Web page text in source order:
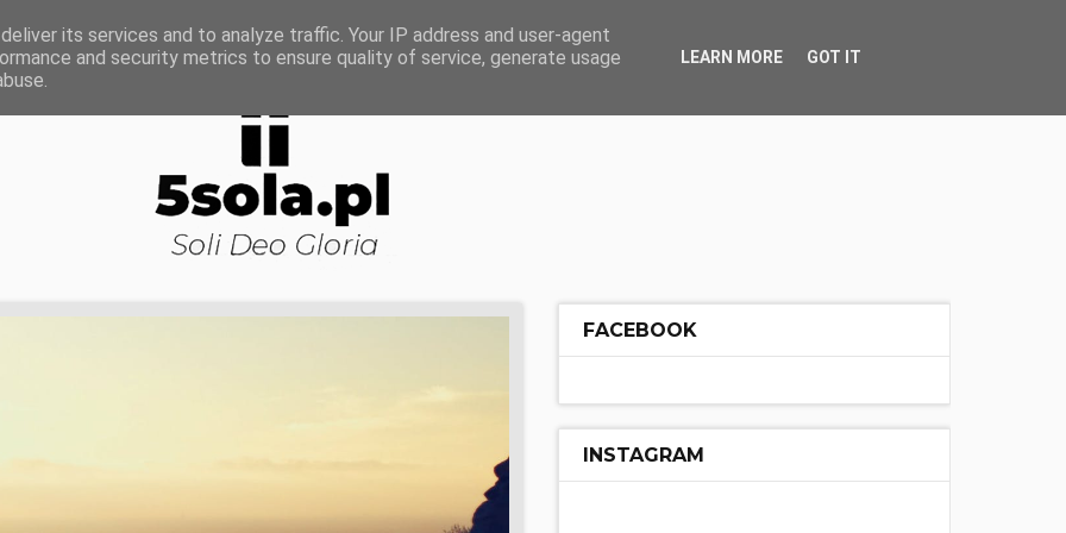
NAUKA DOJRZAŁOŚĆ DUCHOWA KOŚCIÓŁ INNE
FACEBOOK
INSTAGRAM
its services and to analyze traffic. Your IP address and user-agent
and security metrics to ensure quality of service, generate usage
LEARN MORE GOT IT